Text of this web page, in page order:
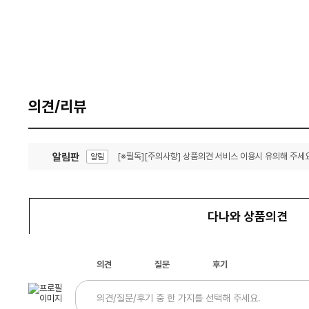
의견/리뷰
알림판 알림 [※필독][주의사항] 상품의견 서비스 이용시 유의해 주세
다나와 상품의견
의견 질문 후기